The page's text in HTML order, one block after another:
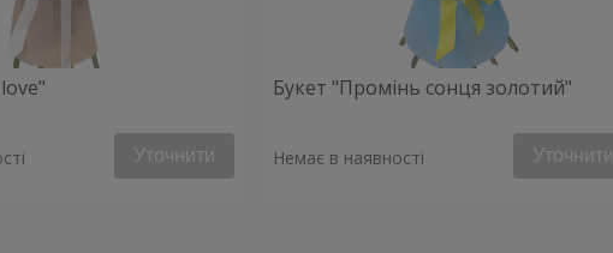
Уточнити
Букет "Промінь сонця золотий"
Немає в наявності Уточнити